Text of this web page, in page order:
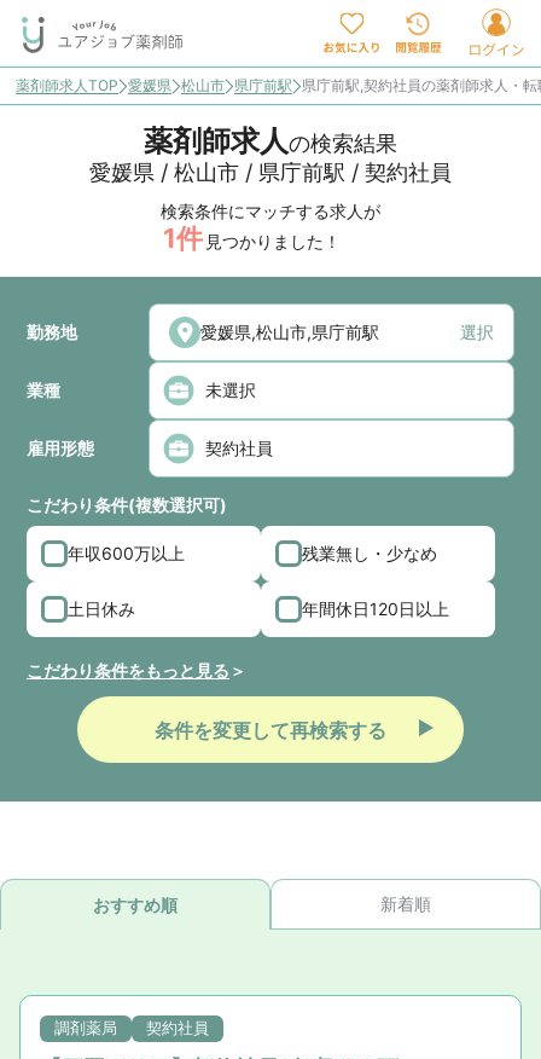
薬剤師求人TOP 愛媛県 松山市 県庁前駅 県庁前駅,契約社員の薬剤師求人・
薬剤師求人の検索結果
愛媛県 / 松山市 / 県庁前駅 / 契約社員
検索条件にマッチする求人が
1件 見つかりました！
勤務地 選択
業種
雇用形態
こだわり条件(複数選択可)
年収600万以上 残業無し・少なめ
土日休み 年間休日120日以上
こだわり条件をもっと見る
条件を変更して再検索する
おすすめ順 新着順
調剤薬局 契約社員